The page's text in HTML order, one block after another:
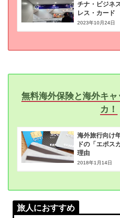
チナ・ビジネ
レス・カード
2023年10月24日
無料海外保険と海外キ
カ！
海外旅行向け
ドの「エポス
理由
2018年1月14日
旅人におすすめ